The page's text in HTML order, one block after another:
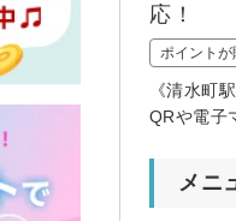
応！
ポイントが
《清水町
QRや電子
メニ